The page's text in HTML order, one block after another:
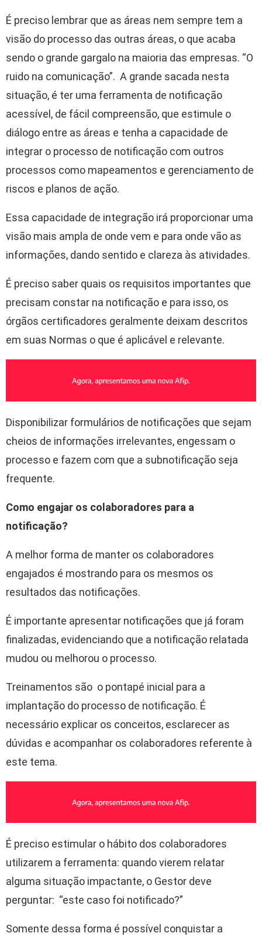
É preciso lembrar que as áreas nem sempre tem a
visão do processo das outras áreas, o que acaba
sendo o grande gargalo na maioria das empresas. “O
ruido na comunicação”. A grande sacada nesta
situação, é ter uma ferramenta de notificação
acessível, de fácil compreensão, que estimule o
diálogo entre as áreas e tenha a capacidade de
integrar o processo de notificação com outros
processos como mapeamentos e gerenciamento de
riscos e planos de ação.
Essa capacidade de integração irá proporcionar uma
visão mais ampla de onde vem e para onde vão as
informações, dando sentido e clareza às atividades.
É preciso saber quais os requisitos importantes que
precisam constar na notificação e para isso, os
órgãos certificadores geralmente deixam descritos
em suas Normas o que é aplicável e relevante.
Disponibilizar formulários de notificações que sejam
cheios de informações irrelevantes, engessam o
processo e fazem com que a subnotificação seja
frequente.
Como engajar os colaboradores para a
notificação?
A melhor forma de manter os colaboradores
engajados é mostrando para os mesmos os
resultados das notificações.
É importante apresentar notificações que já foram
finalizadas, evidenciando que a notificação relatada
mudou ou melhorou o processo.
Treinamentos são o pontapé inicial para a
implantação do processo de notificação. É
necessário explicar os conceitos, esclarecer as
dúvidas e acompanhar os colaboradores referente à
este tema.
É preciso estimular o hábito dos colaboradores
utilizarem a ferramenta: quando vierem relatar
alguma situação impactante, o Gestor deve
perguntar: “este caso foi notificado?”
Somente dessa forma é possível conquistar a